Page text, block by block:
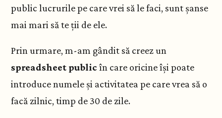
public lucrurile pe care vrei să le faci, sunt șanse
mai mari să te ții de ele.
Prin urmare, m-am gândit să creez un
spreadsheet public în care oricine își poate
introduce numele și activitatea pe care vrea să o
facă zilnic, timp de 30 de zile.